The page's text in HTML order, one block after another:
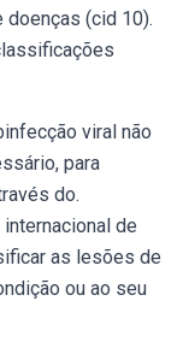
(cid 10).
viral não
para
do.
de
as lesões de
ou ao seu